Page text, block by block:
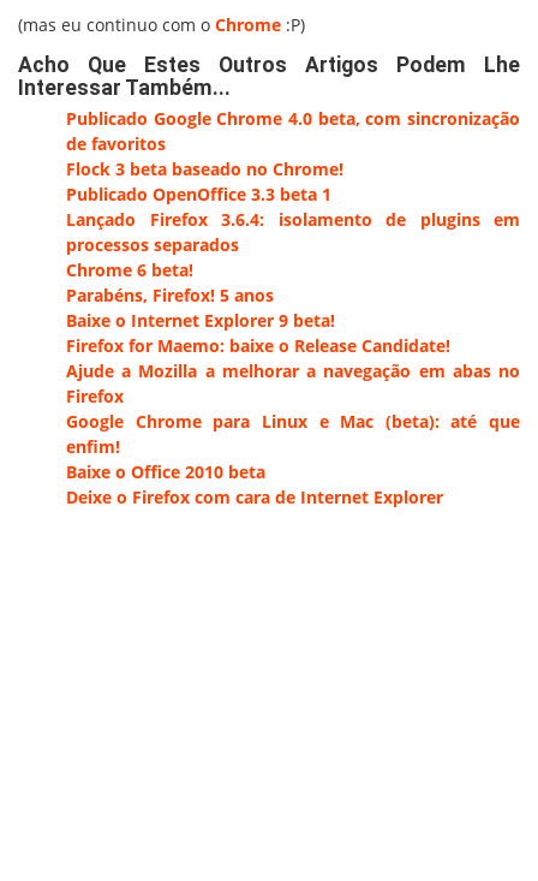
(mas eu continuo com o Chrome :P)
Acho Que Estes Outros Artigos Podem Lhe
Interessar Também...
Publicado Google Chrome 4.0 beta, com sincronização
de favoritos
Flock 3 beta baseado no Chrome!
Publicado OpenOffice 3.3 beta 1
Lançado Firefox 3.6.4: isolamento de plugins em
processos separados
Chrome 6 beta!
Parabéns, Firefox! 5 anos
Baixe o Internet Explorer 9 beta!
Firefox for Maemo: baixe o Release Candidate!
Ajude a Mozilla a melhorar a navegação em abas no
Firefox
Google Chrome para Linux e Mac (beta): até que
enfim!
Baixe o Office 2010 beta
Deixe o Firefox com cara de Internet Explorer